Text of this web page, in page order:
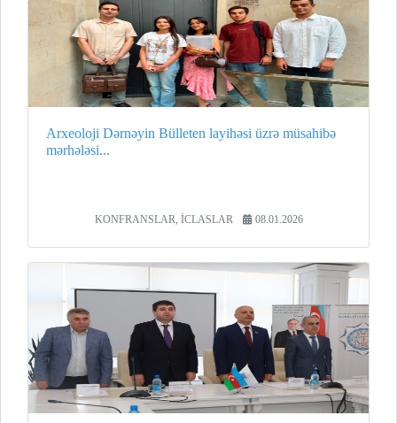
Arxeoloji Dərnəyin Bülleten layihəsi üzrə müsahibə
mərhələsi...
KONFRANSLAR, İCLASLAR 08.01.2026